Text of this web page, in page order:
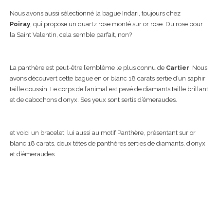
Nous avons aussi sélectionné la bague Indari, toujours chez
Poiray , qui propose un quartz rose monté sur or rose. Du rose pour
la Saint Valentin, cela semble parfait, non?
La panthère est peut-être l’emblème le plus connu de Cartier . Nous
avons découvert cette bague en or blanc 18 carats sertie d’un saphir
taille coussin. Le corps de l’animal est pavé de diamants taille brillant
et de cabochons d’onyx. Ses yeux sont sertis d’émeraudes.
et voici un bracelet, lui aussi au motif Panthère, présentant sur or
blanc 18 carats, deux têtes de panthères serties de diamants, d’onyx
et d’émeraudes.